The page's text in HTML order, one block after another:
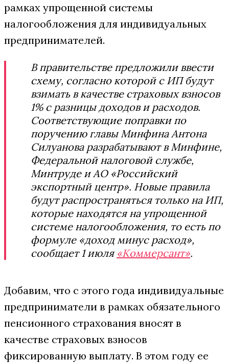
рамках упрощенной системы
налогообложения для индивидуальных
предпринимателей.
В правительстве предложили ввести
схему, согласно которой с ИП будут
взимать в качестве страховых взносов
1% с разницы доходов и расходов.
Соответствующие поправки по
поручению главы Минфина Антона
Силуанова разрабатывают в Минфине,
Федеральной налоговой службе,
Минтруде и АО «Российский
экспортный центр». Новые правила
будут распространяться только на ИП,
которые находятся на упрощенной
системе налогообложения, то есть по
формуле «доход минус расход»,
сообщает 1 июля «Коммерсант».
Добавим, что с этого года индивидуальные
предприниматели в рамках обязательного
пенсионного страхования вносят в
качестве страховых взносов
фиксированную выплату. В этом году ее